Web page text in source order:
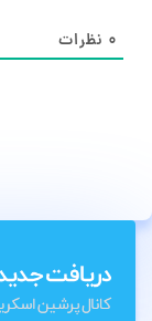
۰ نظرات